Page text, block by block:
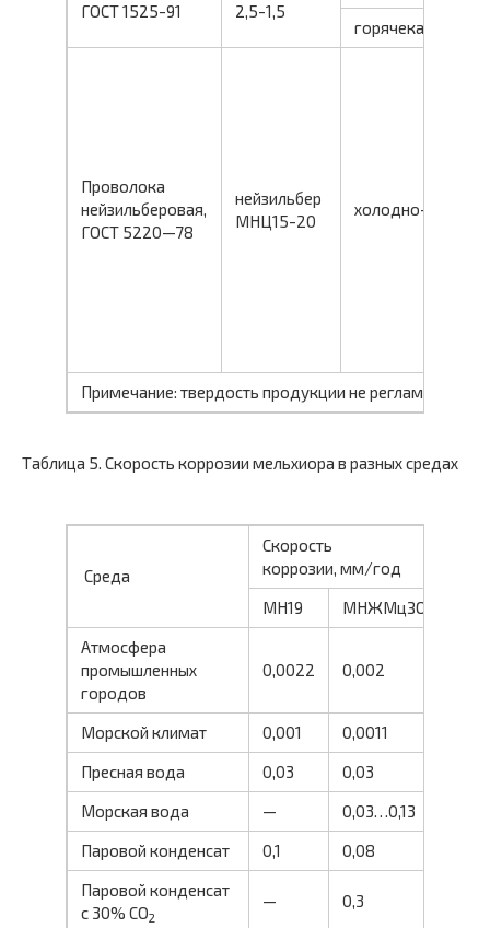
ГОСТ 1525-91
2,5-1,5
горячекат.
Проволока
нейзильберовая,
ГОСТ 5220—78
нейзильбер
МНЦ15-20
холодно-деф.
Примечание: твердость продукции не
Таблица 5. Скорость коррозии мельхиора в разных средах
Среда
Скорость
коррозии, мм/год
МН19
МНЖМцЗО-1
Атмосфера
промышленных
городов
0,0022 0,002
Морской климат 0,001
0,0011
Пресная вода
0,03
0,03
Морская вода
—
0,03…0,13
Паровой конденсат
0,1
0,08
Паровой конденсат
с 30% СО2
— 0,3